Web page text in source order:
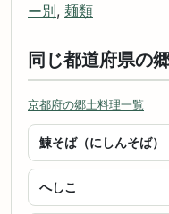
ー別, 麺類
同じ都道府県の
京都府の郷土料理一覧
鰊そば（にしんそば）
へしこ